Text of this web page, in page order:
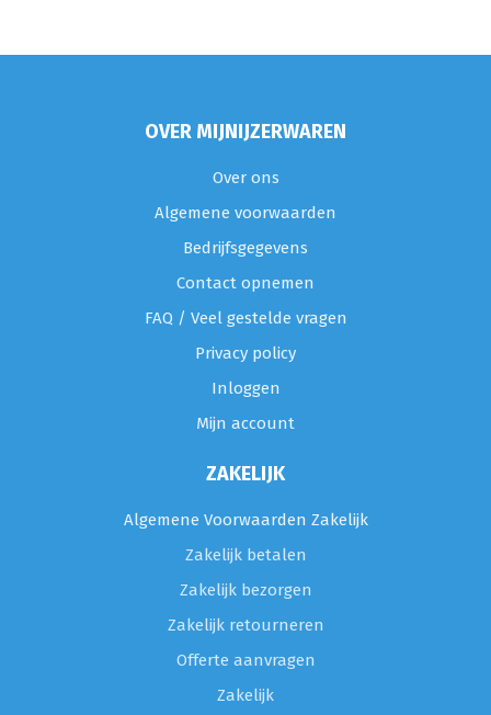
OVER MIJNIJZERWAREN
Over ons
Algemene voorwaarden
Bedrijfsgegevens
Contact opnemen
FAQ / Veel gestelde vragen
Privacy policy
Inloggen
Mijn account
ZAKELIJK
Algemene Voorwaarden Zakelijk
Zakelijk betalen
Zakelijk bezorgen
Zakelijk retourneren
Offerte aanvragen
Zakelijk